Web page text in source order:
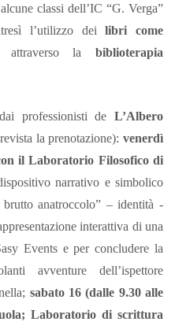
classi dell’IC “G. Verga”
l’utilizzo deilibri come
attraverso labiblioterapia
professionisti de L’Albero
la prenotazione): venerdì
il Laboratorio Filosofico di
narrativo e simbolico
anatroccolo” – identità -
interattiva di una
Events e per concludere la
avventure dell’ispettore
sabato 16 (dalle 9.30 alle
Laboratorio di scrittura